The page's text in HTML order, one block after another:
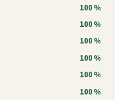
100 %
100 %
100 %
100 %
100 %
100 %